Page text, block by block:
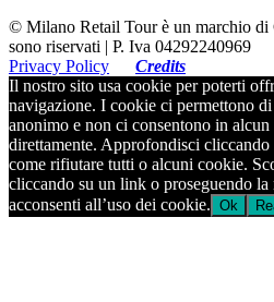
© Milano Retail Tour è un marchio di
sono riservati | P. Iva 04292240969
Privacy Policy
Credits
Il nostro sito usa cookie per poterti
navigazione. I cookie ci permettono
anonimo e non ci consentono in
direttamente. Approfondisci
come rifiutare tutti o alcuni cookie.
cliccando su un link o proseguendo
acconsenti all’uso dei cookie. Ok